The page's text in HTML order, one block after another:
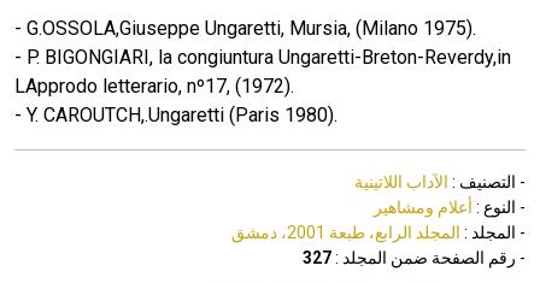
- G.OSSOLA,Giuseppe Ungaretti, Mursia, (Milano 1975).
- P. BIGONGIARI, la congiuntura Ungaretti-Breton-Reverdy,in
LApprodo letterario, nº17, (1972).
- Y. CAROUTCH,.Ungaretti (Paris 1980).
- التصنيف : الآداب اللاتينية
- النوع : أعلام ومشاهير
- المجلد : المجلد الرابع، طبعة 2001، دمشق
- رقم الصفحة ضمن المجلد :327